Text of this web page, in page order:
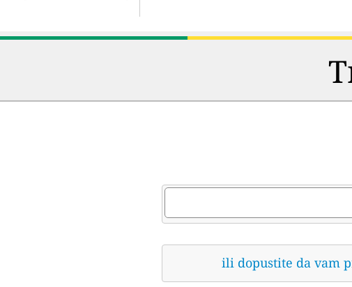
ili dopustite da vam